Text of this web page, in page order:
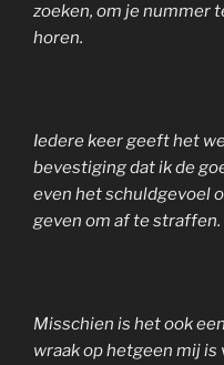
zoeken, om je nummer
horen.
Iedere keer geeft het
bevestiging dat ik de
even het schuldgevoel
geven om af te straffen.
Misschien is het ook
wraak op hetgeen mij